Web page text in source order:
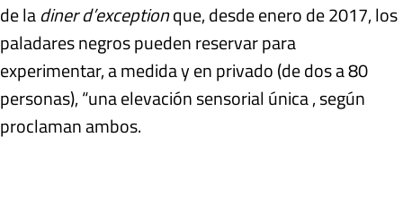
de ladiner d’exceptionque, desde enero de 2017, los
paladares negros pueden reservar para
experimentar, a medida y en privado (de dos a 80
personas), “una elevación sensorial única , según
proclaman ambos.